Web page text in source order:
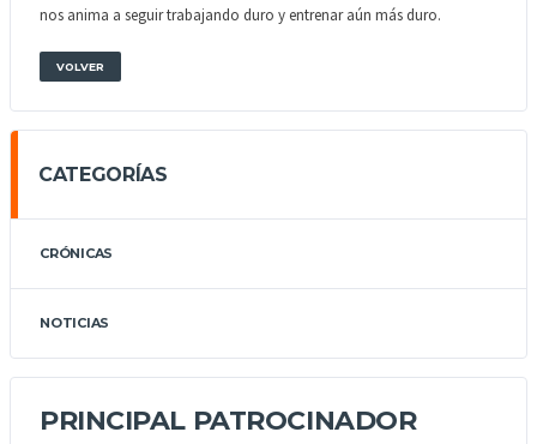
nos anima a seguir trabajando duro y entrenar aún más duro.
VOLVER
CATEGORÍAS
CRÓNICAS
NOTICIAS
PRINCIPAL PATROCINADOR